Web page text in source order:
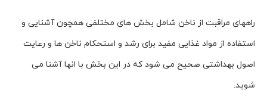
راههای مراقبت از ناخن شامل بخش های مختلفی همچون آشنایی و
استفاده از مواد غذایی مفید برای رشد و استحکام ناخن ها و رعایت
اصول بهداشتی صحیح می شود که در این بخش با انها آشنا می
شوید.